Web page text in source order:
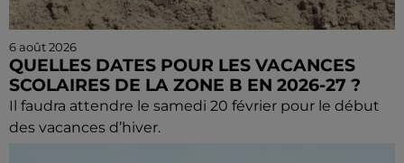
6 août 2026
QUELLES DATES POUR LES VACANCES
SCOLAIRES DE LA ZONE B EN 2026-27 ?
Il faudra attendre le samedi 20 février pour le début
des vacances d’hiver.